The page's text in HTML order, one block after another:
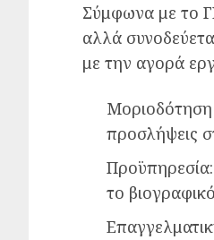
Σύμφωνα με το
αλλά
με την αγορά
Μοριοδότηση
προσλήψεις
το